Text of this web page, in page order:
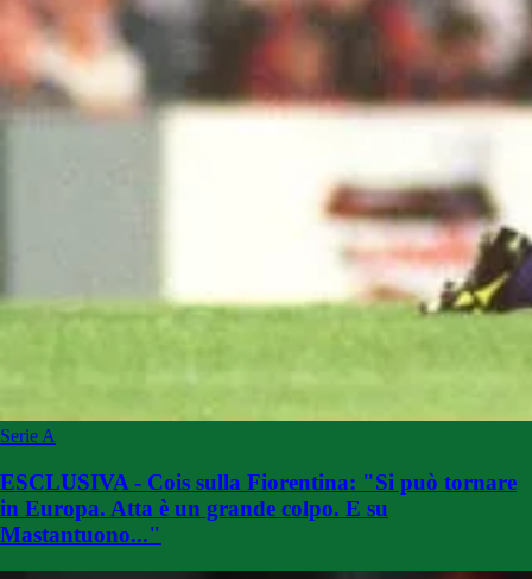
Serie A
ESCLUSIVA - Cois sulla Fiorentina: "Si può tornare
in Europa. Atta è un grande colpo. E su
Mastantuono..."